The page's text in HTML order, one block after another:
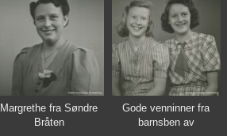
Margrethe fra Søndre
Bråten
Gode venninner fra
barnsben av